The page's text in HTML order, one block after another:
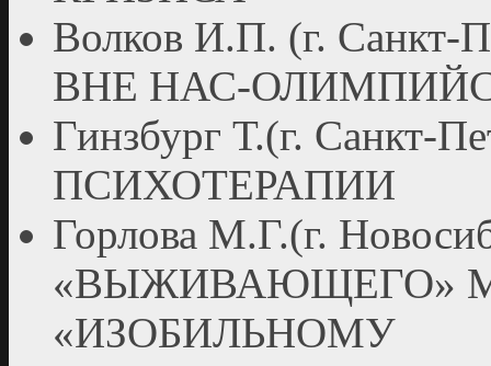
Волков И.П. (г.
ВНЕ НАС-
Гинзбург Т.(г.
ПСИХОТЕРАПИИ
Горлова М.Г.(г.
«ВЫЖИВАЮЩЕГО»
«ИЗОБИЛЬНОМУ